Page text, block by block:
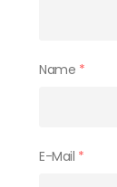
Name *
E-Mail *